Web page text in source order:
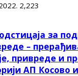
2,223
за
–
привреде и
АП Косово